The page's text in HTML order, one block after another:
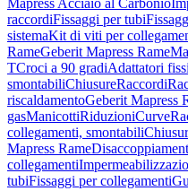
Mapress Acciaio al Carbonio
raccordiFissaggi per tubi
sistemaKit di viti per
RameGeberit Mapress Rame
TCroci a 90 gradiAdattatori fissi
smontabiliChiusureRaccordi
riscaldamentoGeberit Mapress
gasManicottiRiduzioniCurve
collegamenti, smontabili
Mapress Rame
collegamenti
tubiFissaggi per collegamenti